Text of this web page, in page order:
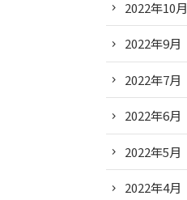
2022年10月
2022年9月
2022年7月
2022年6月
2022年5月
2022年4月